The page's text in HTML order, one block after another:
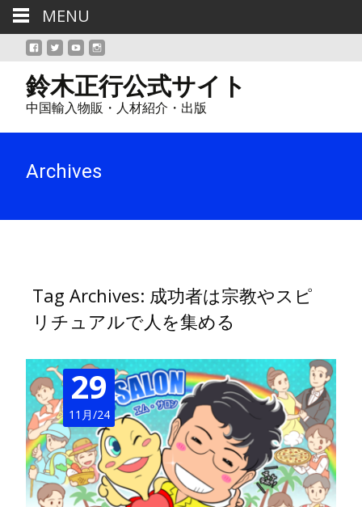
鈴木正行公式サイト
中国輸入物販・人材紹介・出版
Archives
Tag Archives: 成功者は宗教やスピ
リチュアルで人を集める
29
11月/24
MENU